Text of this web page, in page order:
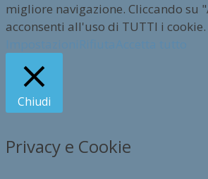
migliore navigazione. Cliccando su
acconsenti all'uso di TUTTI i cookie.
Chiudi
Privacy e Cookie